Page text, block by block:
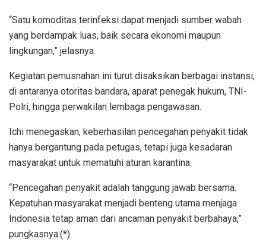
“Satu komoditas terinfeksi dapat menjadi sumber wabah
yang berdampak luas, baik secara ekonomi maupun
lingkungan,” jelasnya.
Kegiatan pemusnahan ini turut disaksikan berbagai instansi,
di antaranya otoritas bandara, aparat penegak hukum, TNI-
Polri, hingga perwakilan lembaga pengawasan.
Ichi menegaskan, keberhasilan pencegahan penyakit tidak
hanya bergantung pada petugas, tetapi juga kesadaran
masyarakat untuk mematuhi aturan karantina.
“Pencegahan penyakit adalah tanggung jawab bersama.
Kepatuhan masyarakat menjadi benteng utama menjaga
Indonesia tetap aman dari ancaman penyakit berbahaya,”
pungkasnya.(*)